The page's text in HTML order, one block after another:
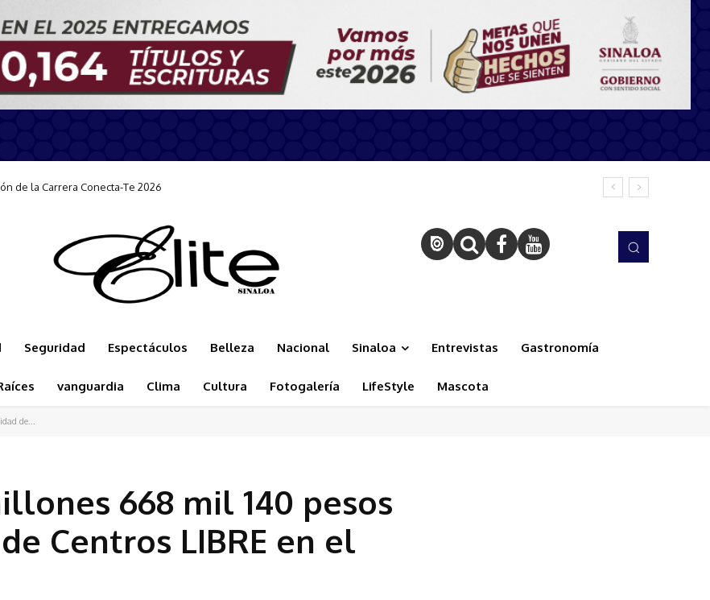
la llegada del Carnival Panorama
Seguridad Espectáculos Belleza Nacional Sinaloa Entrevistas Gastronomía
vanguardia Clima Cultura Fotogalería LifeStyle Mascota
de...
668 mil 140 pesos
Centros LIBRE en el